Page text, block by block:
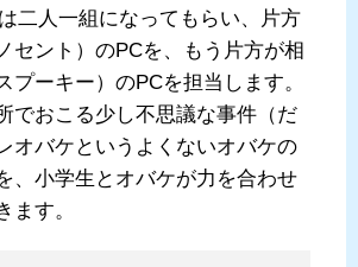
二人一組になってもらい、片方
セント）のPCを、もう片方が相
プーキー）のPCを担当します。
でおこる少し不思議な事件（だ
オバケというよくないオバケの
、小学生とオバケが力を合わせ
ます。